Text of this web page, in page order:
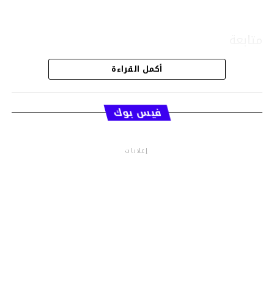
قسم الاخبار
أكمل القراءة
فيس بوك
إعلانات